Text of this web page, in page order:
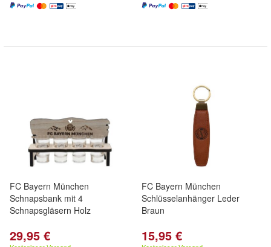
FC Bayern München
Schnapsbank mit 4
Schnapsgläsern Holz
29,95 €
FC Bayern München
Schlüsselanhänger Leder
Braun
15,95 €